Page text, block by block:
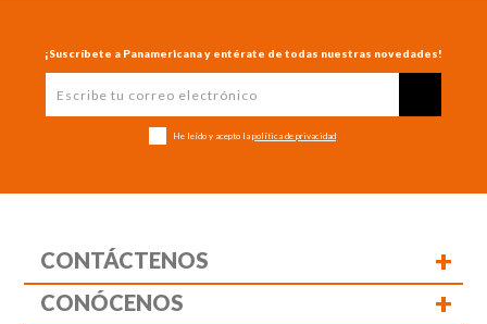
¡Suscríbete a Panamericana y entérate de todas nuestras novedades!
He leído y acepto la política de privacidad
CONTÁCTENOS +
CONÓCENOS +